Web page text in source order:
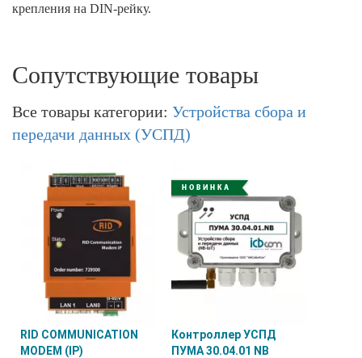
крепления на DIN-рейку.
Сопутствующие товары
Все товары категории: Устройства сбора и
передачи данных (УСПД)
RID COMMUNICATION
MODEM (IP)
Контроллер УСПД
ПУМА 30.04.01 NB